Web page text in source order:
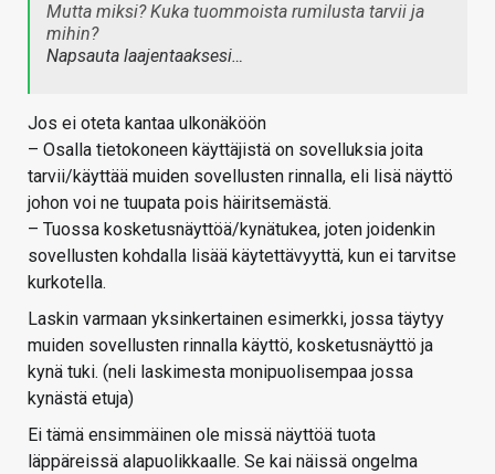
Mutta miksi? Kuka tuommoista rumilusta tarvii ja
mihin?
Napsauta laajentaaksesi…
Jos ei oteta kantaa ulkonäköön
– Osalla tietokoneen käyttäjistä on sovelluksia joita
tarvii/käyttää muiden sovellusten rinnalla, eli lisä näyttö
johon voi ne tuupata pois häiritsemästä.
– Tuossa kosketusnäyttöä/kynätukea, joten joidenkin
sovellusten kohdalla lisää käytettävyyttä, kun ei tarvitse
kurkotella.
Laskin varmaan yksinkertainen esimerkki, jossa täytyy
muiden sovellusten rinnalla käyttö, kosketusnäyttö ja
kynä tuki. (neli laskimesta monipuolisempaa jossa
kynästä etuja)
Ei tämä ensimmäinen ole missä näyttöä tuota
läppäreissä alapuolikkaalle. Se kai näissä ongelma